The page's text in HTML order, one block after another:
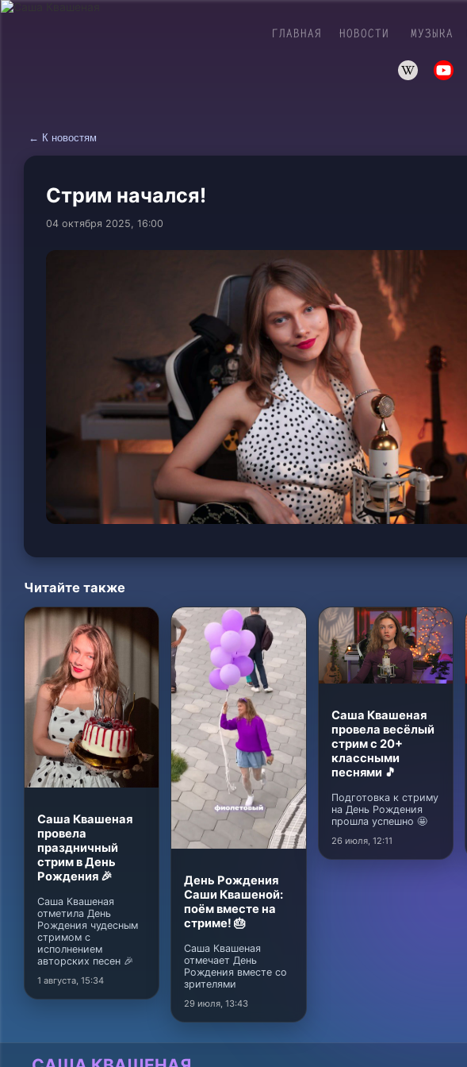
ГЛАВНАЯ НОВОСТИ МУЗЫКА
← К новостям
Стрим начался!
04 октября 2025, 16:00
Читайте также
Саша Квашеная
провела
праздничный
стрим в День
Рождения 🎉
Саша Квашеная
отметила День
Рождения чудесным
стримом с
исполнением
авторских песен 🎉
1 августа, 15:34
День Рождения
Саши Квашеной:
поём вместе на
стриме! 🎂
Саша Квашеная
отмечает День
Рождения вместе со
зрителями
29 июля, 13:43
Саша Квашеная
провела весёлый
стрим с 20+
классными
песнями 🎵
Подготовка к стриму
на День Рождения
прошла успешно 🤩
26 июля, 12:11